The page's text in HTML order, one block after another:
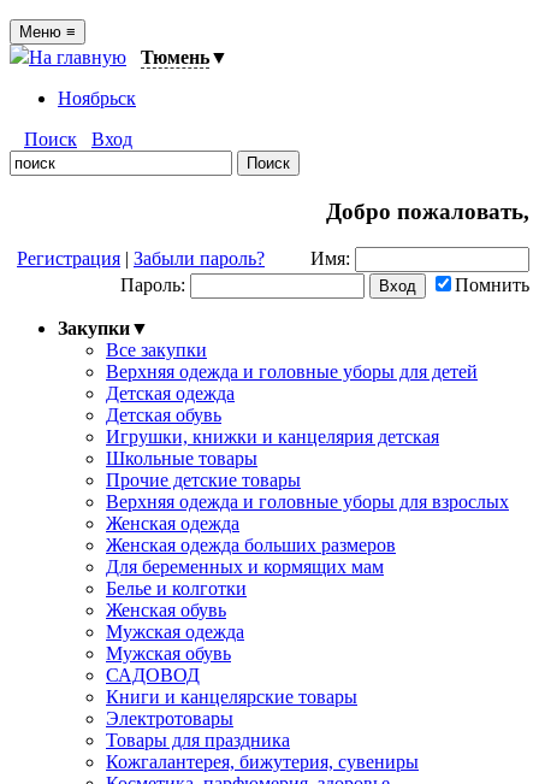
Меню ≡
На главную Тюмень▼
Ноябрьск
Поиск
Вход
Добро пожаловать,
Регистрация | Забыли пароль?
Имя:
Пароль:
Помнить
Закупки▼
Все закупки
Верхняя одежда и головные уборы для детей
Детская одежда
Детская обувь
Игрушки, книжки и канцелярия детская
Школьные товары
Прочие детские товары
Верхняя одежда и головные уборы для взрослых
Женская одежда
Женская одежда больших размеров
Для беременных и кормящих мам
Белье и колготки
Женская обувь
Мужская одежда
Мужская обувь
САДОВОД
Книги и канцелярские товары
Электротовары
Товары для праздника
Кожгалантерея, бижутерия, сувениры